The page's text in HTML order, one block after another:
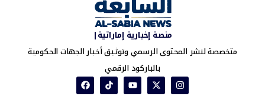
منصة إخبارية إماراتية|
متخصصة لنشر المحتوى الرسمي وتوثيق أخبار الجهات الحكومية
بالباركود الرقمي